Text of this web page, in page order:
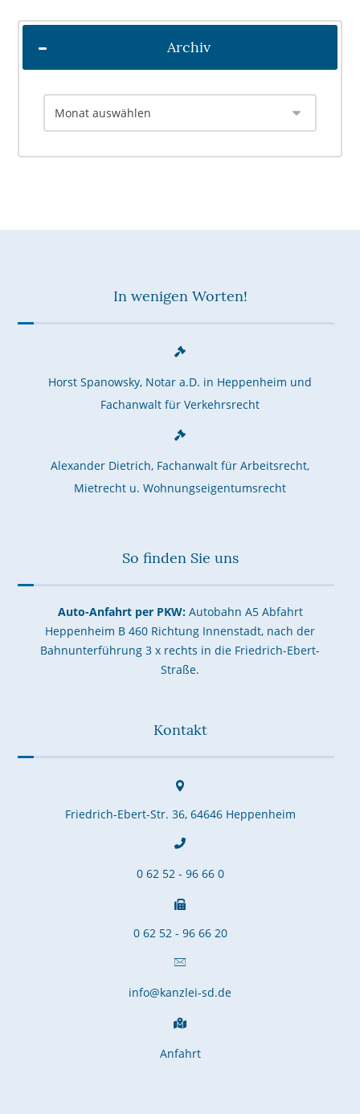
Archiv
In wenigen Worten!
Horst Spanowsky, Notar a.D. in Heppenheim und
Fachanwalt für Verkehrsrecht
Alexander Dietrich, Fachanwalt für Arbeitsrecht,
Mietrecht u. Wohnungseigentumsrecht
So finden Sie uns
Auto-Anfahrt per PKW:Autobahn A5 Abfahrt
Heppenheim B 460 Richtung Innenstadt, nach der
Bahnunterführung 3 x rechts in die Friedrich-Ebert-
Straße.
Kontakt
Friedrich-Ebert-Str. 36, 64646 Heppenheim
0 62 52 - 96 66 0
0 62 52 - 96 66 20
info@kanzlei-sd.de
Anfahrt